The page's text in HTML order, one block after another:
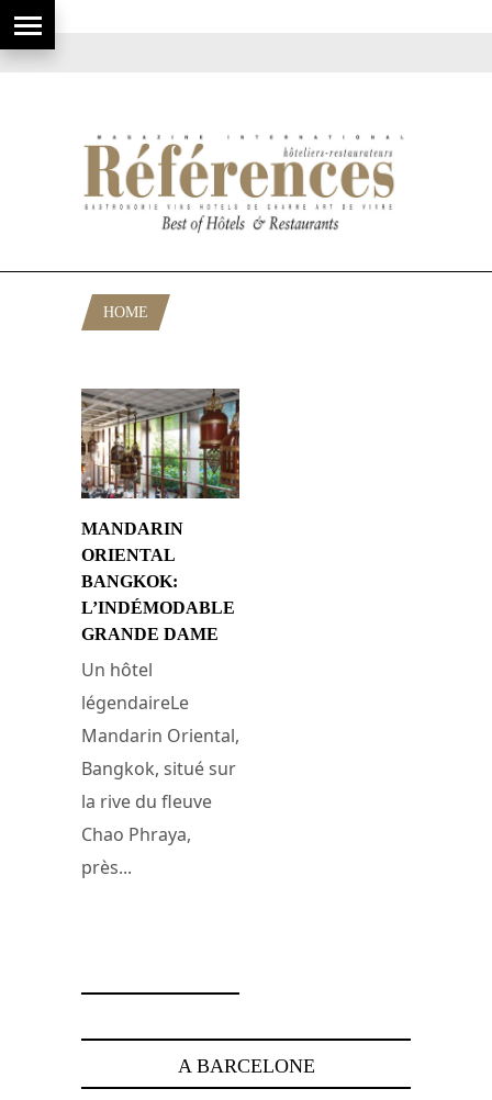
HOME
MANDARIN
ORIENTAL
BANGKOK:
L’INDÉMODABLE
GRANDE DAME
Un hôtel
légendaireLe
Mandarin Oriental,
Bangkok, situé sur
la rive du fleuve
Chao Phraya,
près...
A BARCELONE